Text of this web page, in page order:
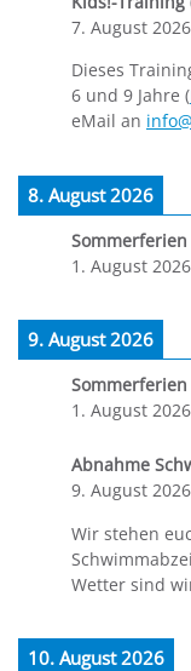
7. August 2026
Dieses
6 und 9 Jahre (
eMail an
8. August 2026
Sommerferien
1. August 2026
9. August 2026
Sommerferien
1. August 2026
Abnahme
9. August 2026
Wir stehen
Wetter sind
10. August 2026